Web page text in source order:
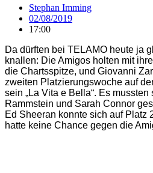
Stephan Imming
02/08/2019
17:00
Da dürften bei TELAMO heute ja
knallen: Die Amigos holten mit
die Chartsspitze, und Giovanni
zweiten Platzierungswoche auf
sein „La Vita e Bella“. Es
Rammstein und Sarah Connor
Ed Sheeran konnte sich auf Platz
hatte keine Chance gegen die